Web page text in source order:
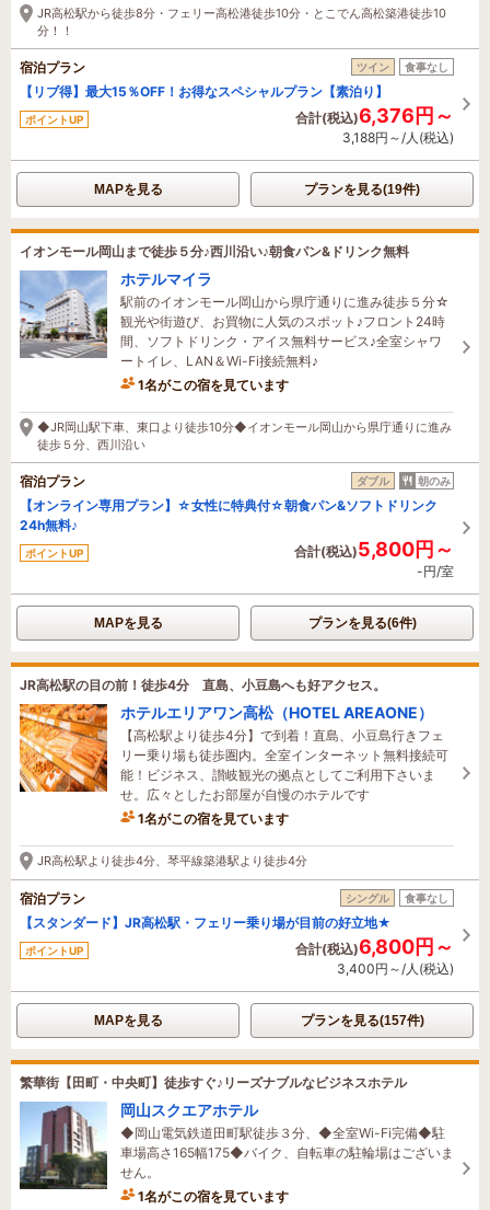
JR高松駅から徒歩8分・フェリー高松港徒歩10分・とこでん高松築港徒歩10
分！！
宿泊プラン ツイン 食事なし
【リブ得】最大15％OFF！お得なスペシャルプラン【素泊り】
ポイントUP 合計(税込)6,376円～
3,188円～/人(税込)
MAPを見る プランを見る(19件)
イオンモール岡山まで徒歩５分♪西川沿い♪朝食パン&ドリンク無料
ホテルマイラ
駅前のイオンモール岡山から県庁通りに進み徒歩５分☆
観光や街遊び、お買物に人気のスポット♪フロント24時
間、ソフトドリンク・アイス無料サービス♪全室シャワ
ートイレ、LAN＆Wi-Fi接続無料♪
1名がこの宿を見ています
14時間前に予約されました
◆JR岡山駅下車、東口より徒歩10分◆イオンモール岡山から県庁通りに進み
徒歩５分、西川沿い
宿泊プラン ダブル 朝のみ
【オンライン専用プラン】☆女性に特典付☆朝食パン&ソフトドリンク
24h無料♪
ポイントUP 合計(税込)5,800円～
-円/室
MAPを見る プランを見る(6件)
JR高松駅の目の前！徒歩4分 直島、小豆島へも好アクセス。
ホテルエリアワン高松（HOTEL AREAONE）
【高松駅より徒歩4分】で到着！直島、小豆島行きフェ
リー乗り場も徒歩圏内。全室インターネット無料接続可
能！ビジネス、讃岐観光の拠点としてご利用下さいま
せ。広々としたお部屋が自慢のホテルです
1名がこの宿を見ています
5時間前に予約されました
JR高松駅より徒歩4分、琴平線築港駅より徒歩4分
宿泊プラン シングル 食事なし
【スタンダード】JR高松駅・フェリー乗り場が目前の好立地★
ポイントUP 合計(税込)6,800円～
3,400円～/人(税込)
MAPを見る プランを見る(157件)
繁華街【田町・中央町】徒歩すぐ♪リーズナブルなビジネスホテル
岡山スクエアホテル
◆岡山電気鉄道田町駅徒歩３分、◆全室Wi-Fi完備◆駐
車場高さ165幅175◆バイク、自転車の駐輪場はございま
せん。
1名がこの宿を見ています